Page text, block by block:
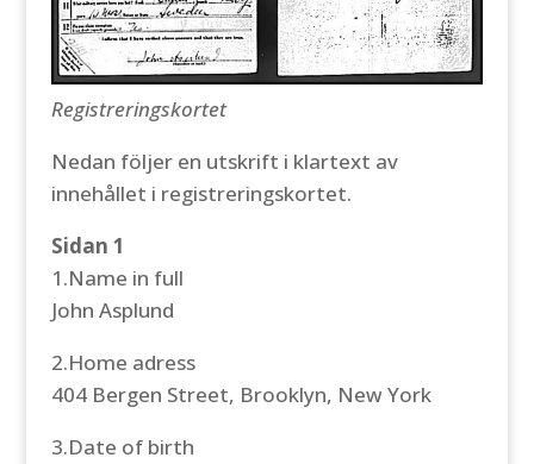
Registreringskortet
Nedan följer en utskrift i klartext av
innehållet i registreringskortet.
Sidan 1
1.Name in full
John Asplund
2.Home adress
404 Bergen Street, Brooklyn, New York
3.Date of birth